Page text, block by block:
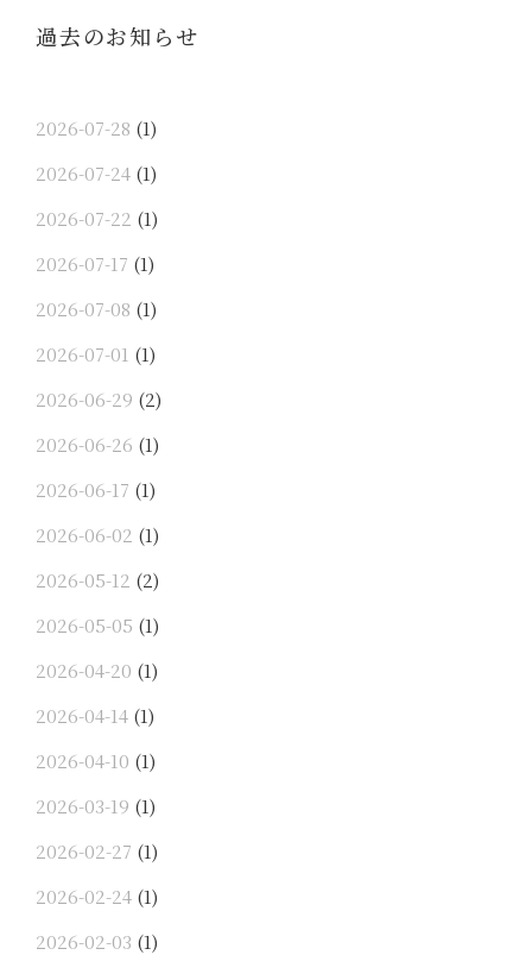
過去のお知らせ
2026-07-28 (1)
2026-07-24 (1)
2026-07-22 (1)
2026-07-17 (1)
2026-07-08 (1)
2026-07-01 (1)
2026-06-29 (2)
2026-06-26 (1)
2026-06-17 (1)
2026-06-02 (1)
2026-05-12 (2)
2026-05-05 (1)
2026-04-20 (1)
2026-04-14 (1)
2026-04-10 (1)
2026-03-19 (1)
2026-02-27 (1)
2026-02-24 (1)
2026-02-03 (1)